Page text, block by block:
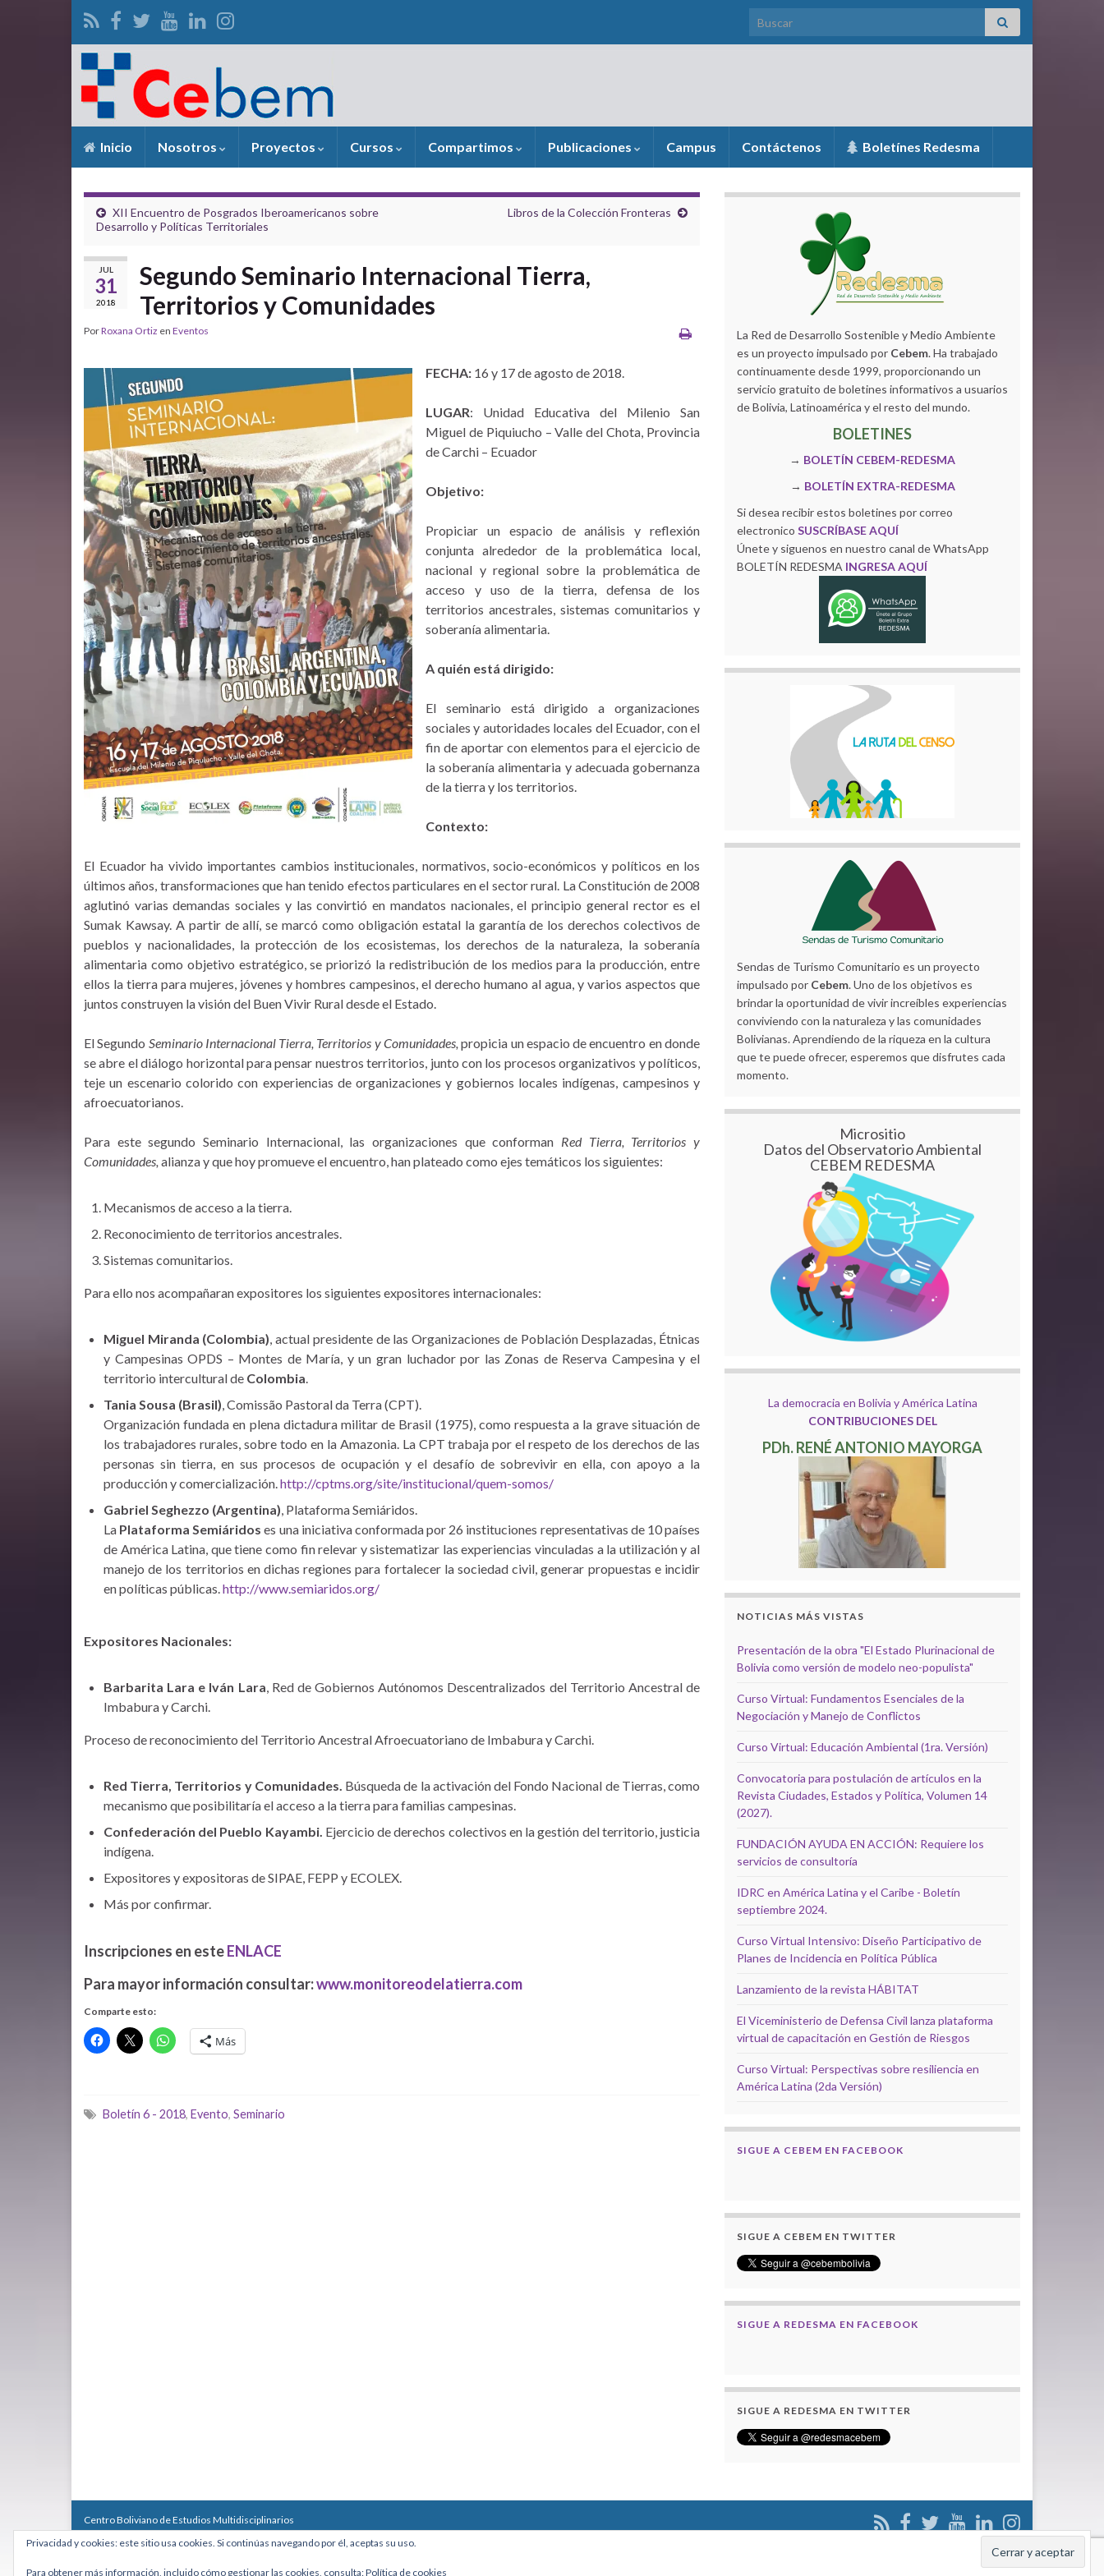
Search for:
Inicio Nosotros Proyectos Cursos Compartimos Publicaciones Campus Contáctenos Boletínes Redesma
XII Encuentro de Posgrados Iberoamericanos sobre
Desarrollo y Políticas Territoriales
Libros de la Colección Fronteras
JUL
31
2018
Segundo Seminario Internacional Tierra,
Territorios y Comunidades
PorRoxana Ortiz en Eventos
FECHA: 16 y 17 de agosto de 2018.
LUGAR: Unidad Educativa del Milenio San
Miguel de Piquiucho – Valle del Chota, Provincia
de Carchi – Ecuador
Objetivo:
Propiciar un espacio de análisis y reflexión
conjunta alrededor de la problemática local,
nacional y regional sobre la problemática de
acceso y uso de la tierra, defensa de los
territorios ancestrales, sistemas comunitarios y
soberanía alimentaria.
A quién está dirigido:
El seminario está dirigido a organizaciones
sociales y autoridades locales del Ecuador, con el
fin de aportar con elementos para el ejercicio de
la soberanía alimentaria y adecuada gobernanza
de la tierra y los territorios.
Contexto:
El Ecuador ha vivido importantes cambios institucionales, normativos, socio-económicos y políticos en los
últimos años, transformaciones que han tenido efectos particulares en el sector rural. La Constitución de 2008
aglutinó varias demandas sociales y las convirtió en mandatos nacionales, el principio general rector es el
Sumak Kawsay. A partir de allí, se marcó como obligación estatal la garantía de los derechos colectivos de
pueblos y nacionalidades, la protección de los ecosistemas, los derechos de la naturaleza, la soberanía
alimentaria como objetivo estratégico, se priorizó la redistribución de los medios para la producción, entre
ellos la tierra para mujeres, jóvenes y hombres campesinos, el derecho humano al agua, y varios aspectos que
juntos construyen la visión del Buen Vivir Rural desde el Estado.
El Segundo Seminario Internacional Tierra, Territorios y Comunidades, propicia un espacio de encuentro en donde
se abre el diálogo horizontal para pensar nuestros territorios, junto con los procesos organizativos y políticos,
teje un escenario colorido con experiencias de organizaciones y gobiernos locales indígenas, campesinos y
afroecuatorianos.
Para este segundo Seminario Internacional, las organizaciones que conforman Red Tierra, Territorios y
Comunidades, alianza y que hoy promueve el encuentro, han plateado como ejes temáticos los siguientes:
Mecanismos de acceso a la tierra.
Reconocimiento de territorios ancestrales.
Sistemas comunitarios.
Para ello nos acompañaran expositores los siguientes expositores internacionales:
Miguel Miranda (Colombia), actual presidente de las Organizaciones de Población Desplazadas, Étnicas
y Campesinas OPDS – Montes de María, y un gran luchador por las Zonas de Reserva Campesina y el
territorio intercultural de Colombia.
Tania Sousa (Brasil), Comissão Pastoral da Terra (CPT).
Organización fundada en plena dictadura militar de Brasil (1975), como respuesta a la grave situación de
los trabajadores rurales, sobre todo en la Amazonia. La CPT trabaja por el respeto de los derechos de las
personas sin tierra, en sus procesos de ocupación y el desafío de sobrevivir en ella, con apoyo a la
producción y comercialización.http://cptms.org/site/institucional/quem-somos/
Gabriel Seghezzo (Argentina), Plataforma Semiáridos.
La Plataforma Semiáridos es una iniciativa conformada por 26 instituciones representativas de 10 países
de América Latina, que tiene como fin relevar y sistematizar las experiencias vinculadas a la utilización y al
manejo de los territorios en dichas regiones para fortalecer la sociedad civil, generar propuestas e incidir
en políticas públicas.http://www.semiaridos.org/
Expositores Nacionales:
Barbarita Lara e Iván Lara, Red de Gobiernos Autónomos Descentralizados del Territorio Ancestral de
Imbabura y Carchi.
Proceso de reconocimiento del Territorio Ancestral Afroecuatoriano de Imbabura y Carchi.
Red Tierra, Territorios y Comunidades. Búsqueda de la activación del Fondo Nacional de Tierras, como
mecanismo que posibilitaría el acceso a la tierra para familias campesinas.
Confederación del Pueblo Kayambi. Ejercicio de derechos colectivos en la gestión del territorio, justicia
indígena.
Expositores y expositoras de SIPAE, FEPP y ECOLEX.
Más por confirmar.
Inscripciones en esteENLACE
Para mayor información consultar:www.monitoreodelatierra.com
Comparte esto:
Más
Boletín 6 - 2018, Evento, Seminario
La Red de Desarrollo Sostenible y Medio Ambiente
es un proyecto impulsado por Cebem. Ha trabajado
continuamente desde 1999, proporcionando un
servicio gratuito de boletines informativos a usuarios
de Bolivia, Latinoamérica y el resto del mundo.
BOLETINES
→ BOLETÍN CEBEM-REDESMA
→ BOLETÍN EXTRA-REDESMA
Si desea recibir estos boletines por correo
electronico SUSCRÍBASE AQUÍ
Únete y siguenos en nuestro canal de WhatsApp
BOLETÍN REDESMA INGRESA AQUÍ
Sendas de Turismo Comunitario es un proyecto
impulsado por Cebem. Uno de los objetivos es
brindar la oportunidad de vivir increíbles experiencias
conviviendo con la naturaleza y las comunidades
Bolivianas. Aprendiendo de la riqueza en la cultura
que te puede ofrecer, esperemos que disfrutes cada
momento.
Micrositio
Datos del Observatorio Ambiental
CEBEM REDESMA
La democracia en Bolivia y América Latina
CONTRIBUCIONES DEL
PDh. RENÉ ANTONIO MAYORGA
NOTICIAS MÁS VISTAS
Presentación de la obra "El Estado Plurinacional de
Bolivia como versión de modelo neo-populista"
Curso Virtual: Fundamentos Esenciales de la
Negociación y Manejo de Conflictos
Curso Virtual: Educación Ambiental (1ra. Versión)
Convocatoria para postulación de artículos en la
Revista Ciudades, Estados y Política, Volumen 14
(2027).
FUNDACIÓN AYUDA EN ACCIÓN: Requiere los
servicios de consultoría
IDRC en América Latina y el Caribe - Boletín
septiembre 2024.
Curso Virtual Intensivo: Diseño Participativo de
Planes de Incidencia en Política Pública
Lanzamiento de la revista HÁBITAT
El Viceministerio de Defensa Civil lanza plataforma
virtual de capacitación en Gestión de Riesgos
Curso Virtual: Perspectivas sobre resiliencia en
América Latina (2da Versión)
SIGUE A CEBEM EN FACEBOOK
SIGUE A CEBEM EN TWITTER
SIGUE A REDESMA EN FACEBOOK
SIGUE A REDESMA EN TWITTER
Centro Boliviano de Estudios Multidisciplinarios
Calle Macario Pinilla # 2588 esq. Av. Arce, Edificio Arcadia, Mezzanine, Of. 101 - La Paz, Bolivia
Teléfono: +591 2431818 - Celular: +591 73027636
Privacidad y cookies: este sitio usa cookies. Si continúas navegando por él, aceptas su uso.
Para obtener más información, incluido cómo gestionar las cookies, consulta:Política de cookies